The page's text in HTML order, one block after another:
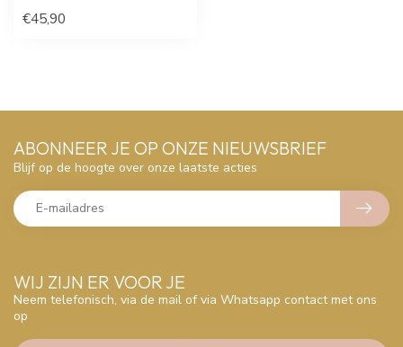
€45,90
WIJ ZIJN ER VOOR JE
Neem telefonisch, via de mail of via Whatsapp contact met ons
op
ABONNEER JE OP ONZE NIEUWSBRIEF
Blijf op de hoogte over onze laatste acties